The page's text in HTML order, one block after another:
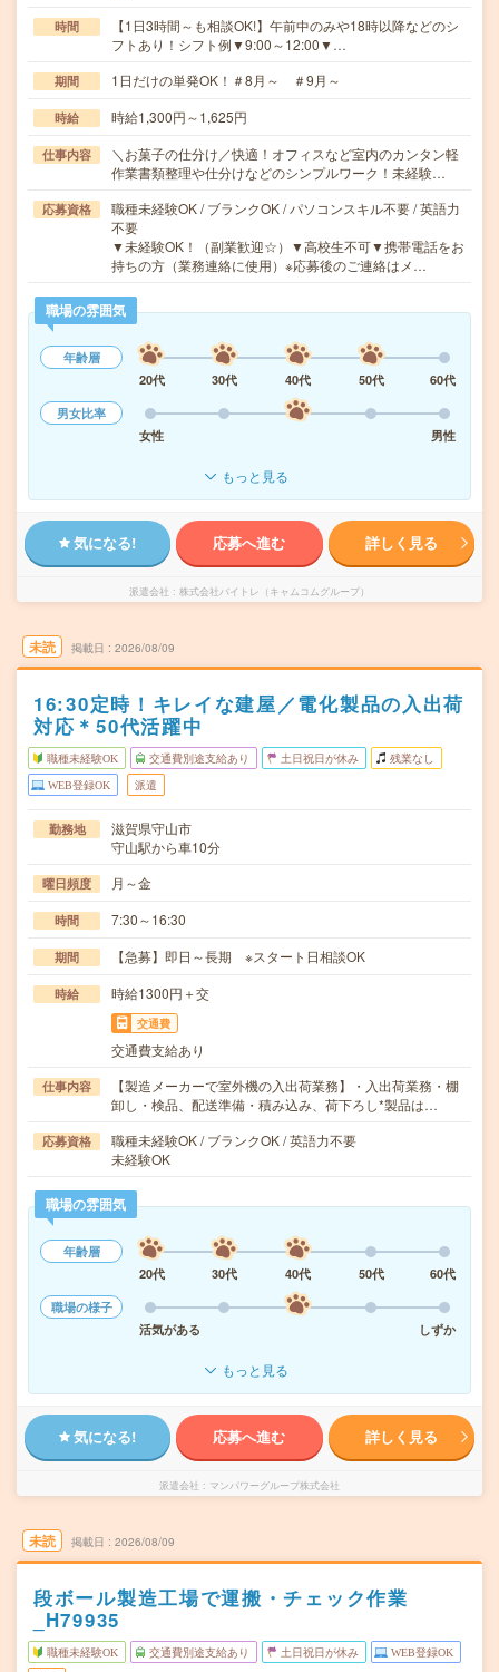
時間
【1日3時間～も相談OK!】午前中のみや18時以降などのシ
フトあり！シフト例▼9:00～12:00▼…
期間 1日だけの単発OK！＃8月～ ＃9月～
時給 時給1,300円～1,625円
仕事内容
＼お菓子の仕分け／快適！オフィスなど室内のカンタン軽
作業書類整理や仕分けなどのシンプルワーク！未経験…
応募資格
職種未経験OK / ブランクOK / パソコンスキル不要 / 英語力
不要
▼未経験OK！（副業歓迎☆）▼高校生不可▼携帯電話をお
持ちの方（業務連絡に使用）※応募後のご連絡はメ…
職場の雰囲気
年齢層
20代
30代 40代 50代
60代
男女比率
女性
男性
もっと見る
気になる! 応募へ進む 詳しく見る
派遣会社 株式会社バイトレ（キャムコムグループ）
未読 掲載日 2026/08/09
16:30定時！キレイな建屋／電化製品の入出荷
対応＊50代活躍中
職種未経験OK 交通費別途支給あり 土日祝日が休み 残業なし
WEB登録OK 派遣
勤務地
滋賀県守山市
守山駅から車10分
曜日頻度 月～金
時間 7:30～16:30
期間 【急募】即日～長期 ※スタート日相談OK
時給 時給1300円＋交
交通費
交通費支給あり
仕事内容
【製造メーカーで室外機の入出荷業務】・入出荷業務・棚
卸し・検品、配送準備・積み込み、荷下ろし*製品は…
応募資格
職種未経験OK / ブランクOK / 英語力不要
未経験OK
職場の雰囲気
年齢層
20代
30代 40代 50代
60代
職場の様子
活気がある
しずか
もっと見る
気になる! 応募へ進む 詳しく見る
派遣会社 マンパワーグループ株式会社
未読 掲載日 2026/08/09
段ボール製造工場で運搬・チェック作業
_H79935
職種未経験OK 交通費別途支給あり 土日祝日が休み WEB登録OK